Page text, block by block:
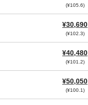
(¥105.6)
¥30,690
(¥102.3)
¥40,480
(¥101.2)
¥50,050
(¥100.1)